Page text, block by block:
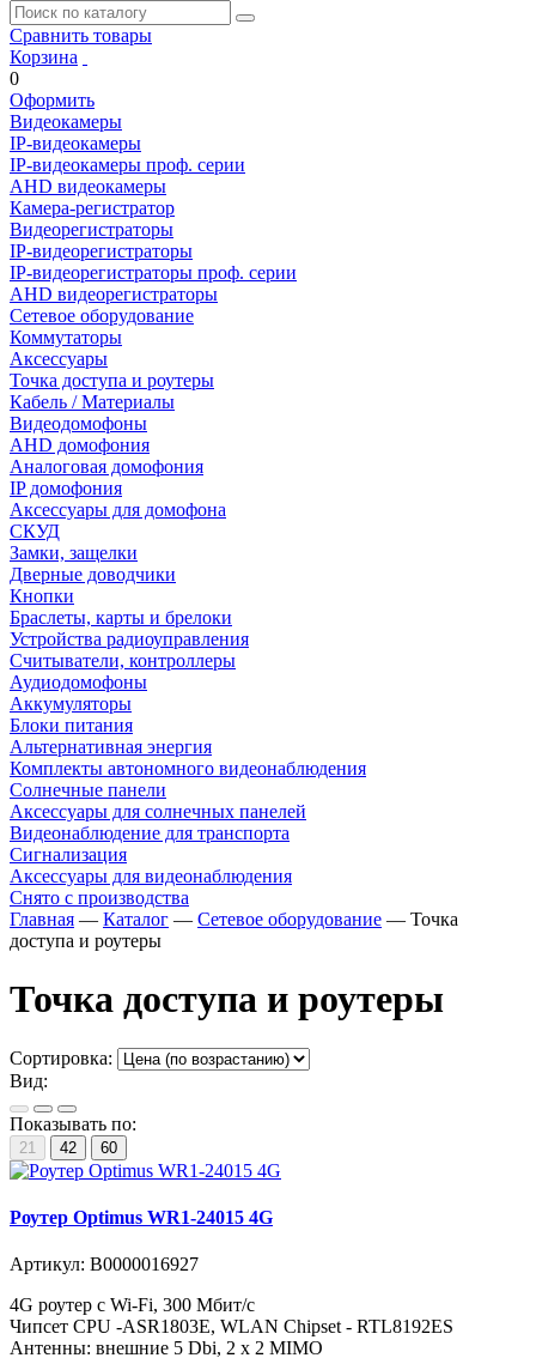
Сравнить товары
Корзина
0
Оформить
Видеокамеры
IP-видеокамеры
IP-видеокамеры проф. серии
AHD видеокамеры
Камера-регистратор
Видеорегистраторы
IP-видеорегистраторы
IP-видеорегистраторы проф. серии
AHD видеорегистраторы
Сетевое оборудование
Коммутаторы
Аксессуары
Точка доступа и роутеры
Кабель / Материалы
Видеодомофоны
AHD домофония
Аналоговая домофония
IP домофония
Аксессуары для домофона
СКУД
Замки, защелки
Дверные доводчики
Кнопки
Браслеты, карты и брелоки
Устройства радиоуправления
Считыватели, контроллеры
Аудиодомофоны
Аккумуляторы
Блоки питания
Альтернативная энергия
Комплекты автономного видеонаблюдения
Солнечные панели
Аксессуары для солнечных панелей
Видеонаблюдение для транспорта
Сигнализация
Аксессуары для видеонаблюдения
Снято с производства
Главная — Каталог — Сетевое оборудование — Точка
доступа и роутеры
Точка доступа и роутеры
Сортировка:
Вид:
Показывать по:
21 42 60
Роутер Optimus WR1-24015 4G
Артикул: В0000016927
4G роутер с Wi-Fi, 300 Мбит/с
Чипсет CPU -ASR1803E, WLAN Chipset - RTL8192ES
Антенны: внешние 5 Dbi, 2 x 2 MIMO